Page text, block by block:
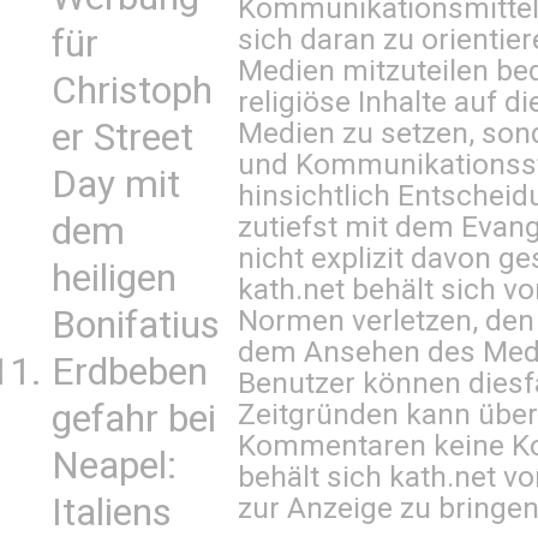
für
Christoph
er Street
Day mit
dem
heiligen
Bonifatius
Erdbeben
gefahr bei
Neapel:
Italiens
sich daran zu
Medien mitzuteilen
religiöse Inhalte auf
Medien zu setzen,
und
hinsichtlich
zutiefst mit dem
nicht explizit davon
kath.net behält sich
Normen verletzen,
dem Ansehen des
Benutzer können
Zeitgründen kann
Kommentaren keine
behält sich kath.net
zur Anzeige zu